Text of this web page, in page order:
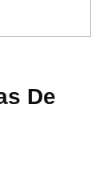
De